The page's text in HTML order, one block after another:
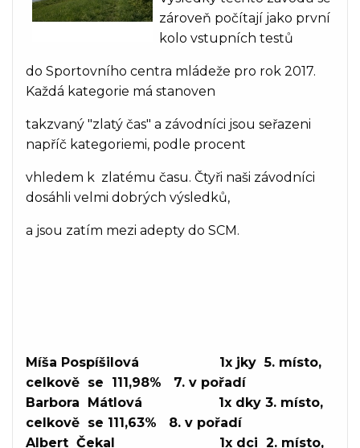
zároveň počítají jako první
kolo vstupních testů
do Sportovního centra mládeže pro rok 2017.
Každá kategorie má stanoven
takzvaný "zlatý čas" a závodníci jsou seřazeni
napříč kategoriemi, podle procent
vhledem k zlatému času. Čtyři naši závodníci
dosáhli velmi dobrých výsledků,
a jsou zatím mezi adepty do SCM.
Míša Pospíšilová 1x jky 5. místo,
celkově se 111,98% 7. v pořadí
Barbora Mátlová 1x dky 3. místo,
celkově se 111,63% 8. v pořadí
Albert Čekal 1x dci 2. místo,